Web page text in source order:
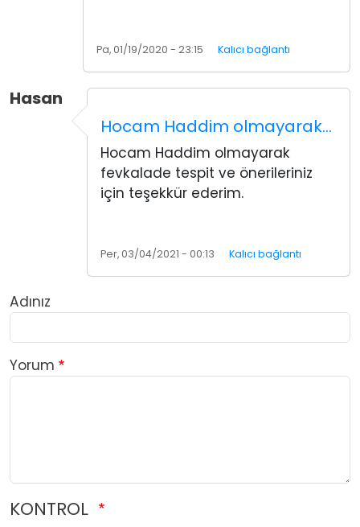
Pa, 01/19/2020 - 23:15 Kalıcı bağlantı
Hasan
Hocam Haddim olmayarak…
Hocam Haddim olmayarak
fevkalade tespit ve önerileriniz
için teşekkür ederim.
Per, 03/04/2021 - 00:13 Kalıcı bağlantı
Adınız
Yorum
KONTROL